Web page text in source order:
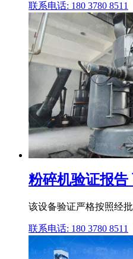
联系电话: 180 3780 8511
粉碎机验证报告
该设备验证严格按照经
联系电话: 180 3780 8511